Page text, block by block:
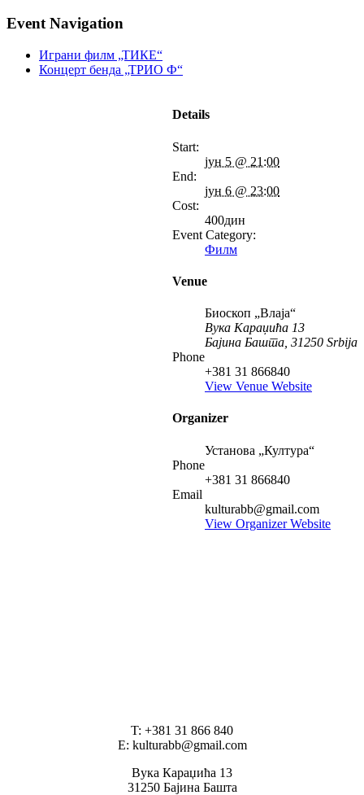
Event Navigation
Играни филм „ТИКЕ“
Концерт бенда „ТРИО Ф“
Details
Start:
јун 5 @ 21:00
End:
јун 6 @ 23:00
Cost:
400дин
Event Category:
Филм
Venue
Биоскоп „Влаја“
Вука Караџића 13
Бајина Башта 31250 Srbija
Phone
+381 31 866840
View Venue Website
Organizer
Установа „Култура“
Phone
+381 31 866840
Email
kulturabb@gmail.com
View Organizer Website
T: +381 31 866 840
E: kulturabb@gmail.com
Вука Караџића 13
31250 Бајина Башта